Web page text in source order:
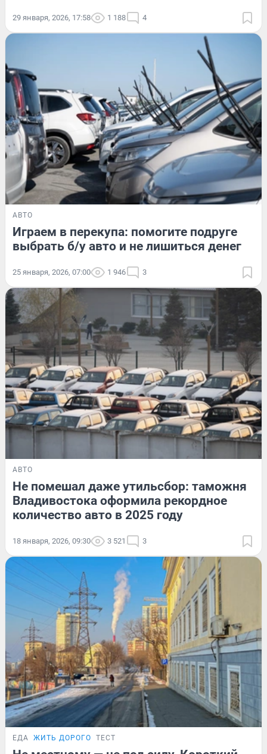
29 января, 2026, 17:58 1 188 4
АВТО
Играем в перекупа: помогите подруге
выбрать б/у авто и не лишиться денег
25 января, 2026, 07:00 1 946 3
АВТО
Не помешал даже утильсбор: таможня
Владивостока оформила рекордное
количество авто в 2025 году
18 января, 2026, 09:30 3 521 3
ЕДА ЖИТЬ ДОРОГО ТЕСТ